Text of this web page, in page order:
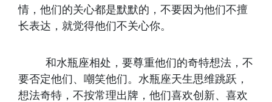
情，他们的关心都是默默的，不要因为他们不擅
长表达，就觉得他们不关心你。
和水瓶座相处，要尊重他们的奇特想法，不
要否定他们、嘲笑他们。水瓶座天生思维跳跃，
想法奇特，不按常理出牌，他们喜欢创新、喜欢